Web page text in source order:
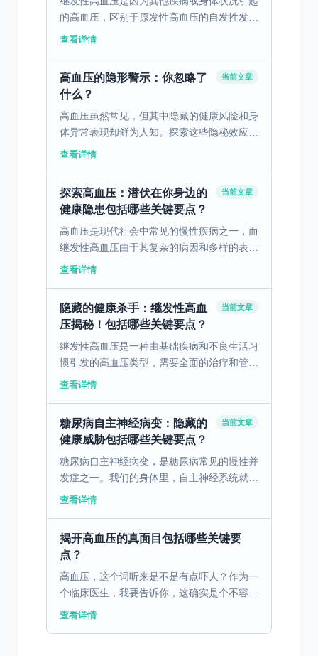
的高血压，区别于原发性高血压的自发性发
病。肾脏疾病和内分泌疾病是其中常见的诱
查看详情
高血压的隐形警示：你忽略了
什么？
当前文章
高血压虽然常见，但其中隐藏的健康风险和身
体异常表现却鲜为人知。探索这些隐秘效应有
助于更好地防范和管理这种疾病。 一、揭开
查看详情
探索高血压：潜伏在你身边的
健康隐患包括哪些关键要点？
当前文章
高血压是现代社会中常见的慢性疾病之一，而
继发性高血压由于其复杂的病因和多样的表现
形式，更是一个隐藏的健康威胁。 一、继发
查看详情
隐藏的健康杀手：继发性高血
压揭秘！包括哪些关键要点？
当前文章
继发性高血压是一种由基础疾病和不良生活习
惯引发的高血压类型，需要全面的治疗和管
理。 一、继发性高血压的病因与影响 继发性
查看详情
糖尿病自主神经病变：隐藏的
健康威胁包括哪些关键要点？
当前文章
糖尿病自主神经病变，是糖尿病常见的慢性并
发症之一。我们的身体里，自主神经系统就像
一个默默工作的“隐形管家”，它自动调节着心
查看详情
揭开高血压的真面目包括哪些关键要
点？
高血压，这个词听来是不是有点吓人？作为一
个临床医生，我要告诉你，这确实是个不容小
觑的家伙。高血压的定义究竟是什么？它可不
查看详情